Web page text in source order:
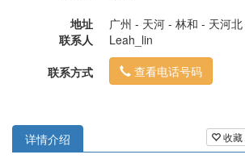
地址
广州 - 天河 - 林和 - 天河北
联系人
Leah_lin
联系方式
查看电话号码
收藏
详情介绍